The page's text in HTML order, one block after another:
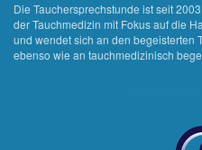
Die Tauchersprechstunde ist seit
der Tauchmedizin mit Fokus auf die
und wendet sich an den begeisterten
ebenso wie an tauchmedizinisch